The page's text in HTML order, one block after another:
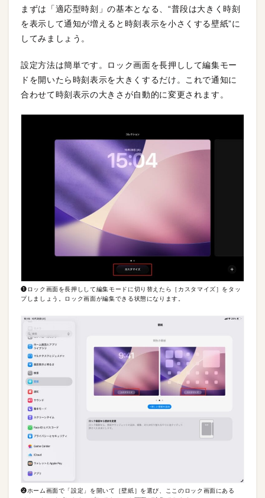
まずは「適応型時刻」の基本となる、“普段は大きく時刻
を表示して通知が増えると時刻表示を小さくする壁紙”に
してみましょう。
設定方法は簡単です。ロック画面を長押しして編集モー
ドを開いたら時刻表示を大きくするだけ。これで通知に
合わせて時刻表示の大きさが自動的に変更されます。
❶ロック画面を長押しして編集モードに切り替えたら［カスタマイズ］をタッ
プしましょう。ロック画面が編集できる状態になります。
❷ホーム画面で「設定」を開いて［壁紙］を選び、ここのロック画面にある